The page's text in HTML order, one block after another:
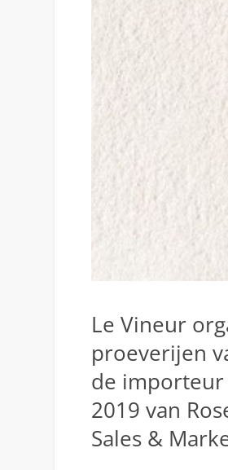
Le Vineur
proeverijen
de importeur
2019 van
Sales &